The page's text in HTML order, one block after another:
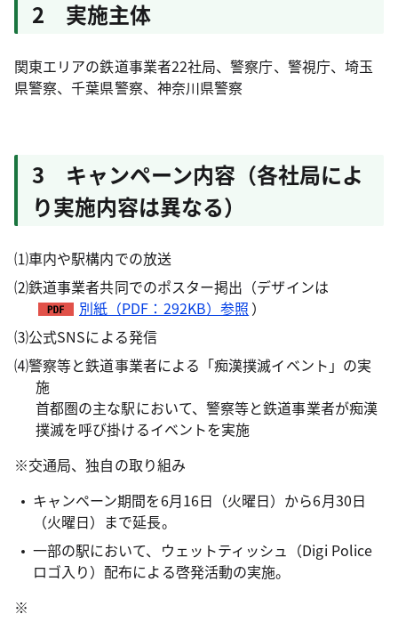
2 実施主体
関東エリアの鉄道事業者22社局、警察庁、警視庁、埼玉
県警察、千葉県警察、神奈川県警察
3 キャンペーン内容（各社局によ
り実施内容は異なる）
⑴車内や駅構内での放送
⑵鉄道事業者共同でのポスター掲出（デザインは
別紙（PDF：292KB）参照 ）
⑶公式SNSによる発信
⑷警察等と鉄道事業者による「痴漢撲滅イベント」の実
施
首都圏の主な駅において、警察等と鉄道事業者が痴漢
撲滅を呼び掛けるイベントを実施
※交通局、独自の取り組み
キャンペーン期間を6月16日（火曜日）から6月30日
（火曜日）まで延長。
一部の駅において、ウェットティッシュ（Digi Police
ロゴ入り）配布による啓発活動の実施。
※